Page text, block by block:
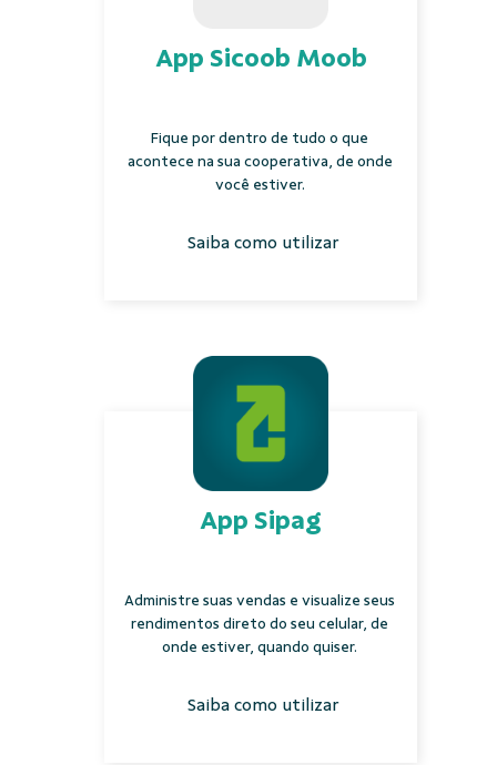
App Sicoob Moob
Fique por dentro de tudo o que
acontece na sua cooperativa, de onde
você estiver.
Saiba como utilizar
App Sipag
Administre suas vendas e visualize seus
rendimentos direto do seu celular, de
onde estiver, quando quiser.
Saiba como utilizar